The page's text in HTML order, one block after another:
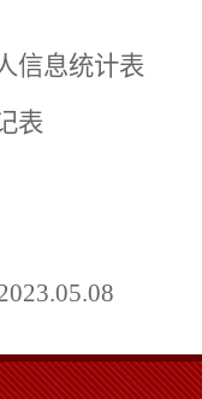
信息统计表
表
05.08